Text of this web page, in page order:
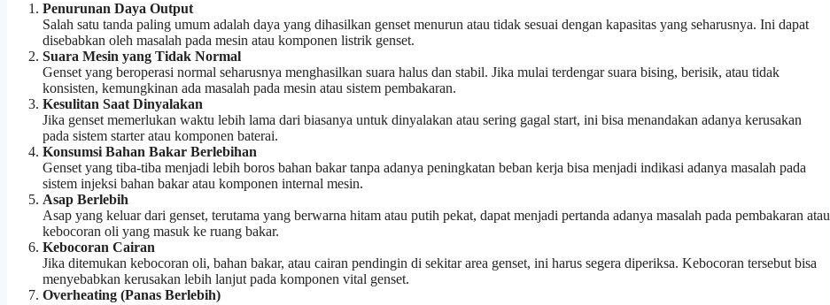
Penurunan Daya Output
Salah satu tanda paling umum adalah daya yang dihasilkan genset menurun atau tidak sesuai dengan kapasitas yang seharusnya. Ini dapat
disebabkan oleh masalah pada mesin atau komponen listrik genset.
Suara Mesin yang Tidak Normal
Genset yang beroperasi normal seharusnya menghasilkan suara halus dan stabil. Jika mulai terdengar suara bising, berisik, atau tidak
konsisten, kemungkinan ada masalah pada mesin atau sistem pembakaran.
Kesulitan Saat Dinyalakan
Jika genset memerlukan waktu lebih lama dari biasanya untuk dinyalakan atau sering gagal start, ini bisa menandakan adanya kerusakan
pada sistem starter atau komponen baterai.
Konsumsi Bahan Bakar Berlebihan
Genset yang tiba-tiba menjadi lebih boros bahan bakar tanpa adanya peningkatan beban kerja bisa menjadi indikasi adanya masalah pada
sistem injeksi bahan bakar atau komponen internal mesin.
Asap Berlebih
Asap yang keluar dari genset, terutama yang berwarna hitam atau putih pekat, dapat menjadi pertanda adanya masalah pada pembakaran atau
kebocoran oli yang masuk ke ruang bakar.
Kebocoran Cairan
Jika ditemukan kebocoran oli, bahan bakar, atau cairan pendingin di sekitar area genset, ini harus segera diperiksa. Kebocoran tersebut bisa
menyebabkan kerusakan lebih lanjut pada komponen vital genset.
Overheating (Panas Berlebih)